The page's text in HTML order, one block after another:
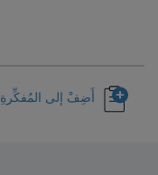
أَضِفْ إلى المُفكِّرةِ